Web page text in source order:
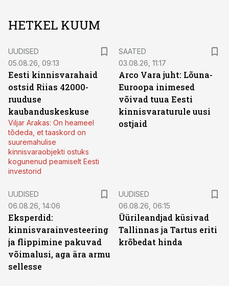
HETKEL KUUM
UUDISED
05.08.26, 09:13
Eesti kinnisvarahaid
ostsid Riias 42000-
ruuduse
kaubanduskeskuse
Viljar Arakas: On heameel
tõdeda, et taaskord on
suuremahulise
kinnisvaraobjekti ostuks
kogunenud peamiselt Eesti
investorid
SAATED
03.08.26, 11:17
Arco Vara juht: Lõuna-
Euroopa inimesed
võivad tuua Eesti
kinnisvaraturule uusi
ostjaid
UUDISED
06.08.26, 14:06
Eksperdid:
kinnisvarainvesteering
ja flippimine pakuvad
võimalusi, aga ära armu
sellesse
UUDISED
06.08.26, 06:15
Üürileandjad küsivad
Tallinnas ja Tartus eriti
krõbedat hinda